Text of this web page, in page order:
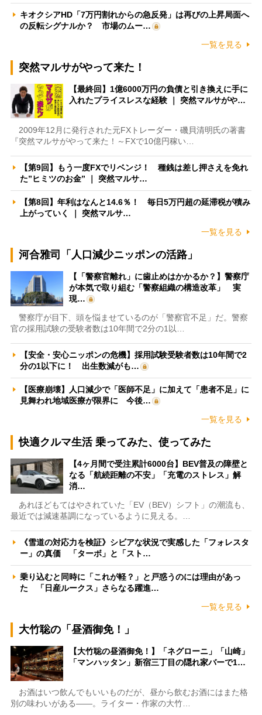
キオクシアHD「7万円割れからの急反発」は再びの上昇局面へ
の反転シグナルか？ 市場のムー…
一覧を見る
突然マルサがやって来た！
【最終回】1億6000万円の負債と引き換えに手に
入れたプライスレスな経験 ｜ 突然マルサがや…
2009年12月に発行された元FXトレーダー・磯貝清明氏の著書
『突然マルサがやって来た！～FXで10億円稼い…
【第9回】もう一度FXでリベンジ！ 種銭は差し押さえを免れ
た”ヒミツのお金” ｜ 突然マルサ…
【第8回】年利はなんと14.6％！ 毎日5万円超の延滞税が積み
上がっていく ｜ 突然マルサ…
一覧を見る
河合雅司「人口減少ニッポンの活路」
【「警察官離れ」に歯止めはかかるか？】警察庁
が本気で取り組む「警察組織の構造改革」 実
現…
警察庁が目下、頭を悩ませているのが「警察官不足」だ。警察
官の採用試験の受験者数は10年間で2分の1以…
【安全・安心ニッポンの危機】採用試験受験者数は10年間で2
分の1以下に！ 出生数減がも…
【医療崩壊】人口減少で「医師不足」に加えて「患者不足」に
見舞われ地域医療が限界に 今後…
一覧を見る
快適クルマ生活 乗ってみた、使ってみた
【4ヶ月間で受注累計6000台】BEV普及の障壁と
なる「航続距離の不安」「充電のストレス」解
消…
あれほどもてはやされていた「EV（BEV）シフト」の潮流も、
最近では減速基調になっているように見える。…
《雪道の対応力を検証》シビアな状況で実感した「フォレスタ
ー」の真価 「ターボ」と「スト…
乗り込むと同時に「これが軽？」と戸惑うのには理由があっ
た 「日産ルークス」さらなる躍進…
一覧を見る
大竹聡の「昼酒御免！」
【大竹聡の昼酒御免！】「ネグローニ」「山崎」
「マンハッタン」新宿三丁目の隠れ家バーで1…
お酒はいつ飲んでもいいものだが、昼から飲むお酒にはまた格
別の味わいがある――。ライター・作家の大竹…